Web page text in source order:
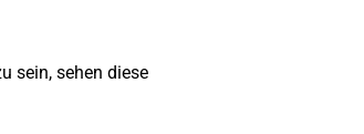
sein, sehen diese